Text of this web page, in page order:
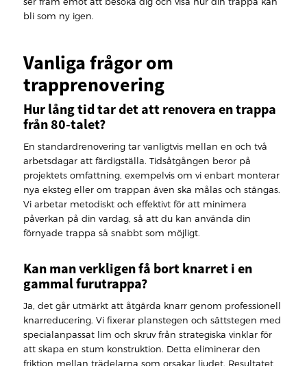
bli som ny igen.
Vanliga frågor om
trapprenovering
Hur lång tid tar det att renovera en trappa
från 80-talet?
En standardrenovering tar vanligtvis mellan en och två
arbetsdagar att färdigställa. Tidsåtgången beror på
projektets omfattning, exempelvis om vi enbart monterar
nya eksteg eller om trappan även ska målas och stängas.
Vi arbetar metodiskt och effektivt för att minimera
påverkan på din vardag, så att du kan använda din
förnyade trappa så snabbt som möjligt.
Kan man verkligen få bort knarret i en
gammal furutrappa?
Ja, det går utmärkt att åtgärda knarr genom professionell
knarreducering. Vi fixerar planstegen och sättstegen med
specialanpassat lim och skruv från strategiska vinklar för
att skapa en stum konstruktion. Detta eliminerar den